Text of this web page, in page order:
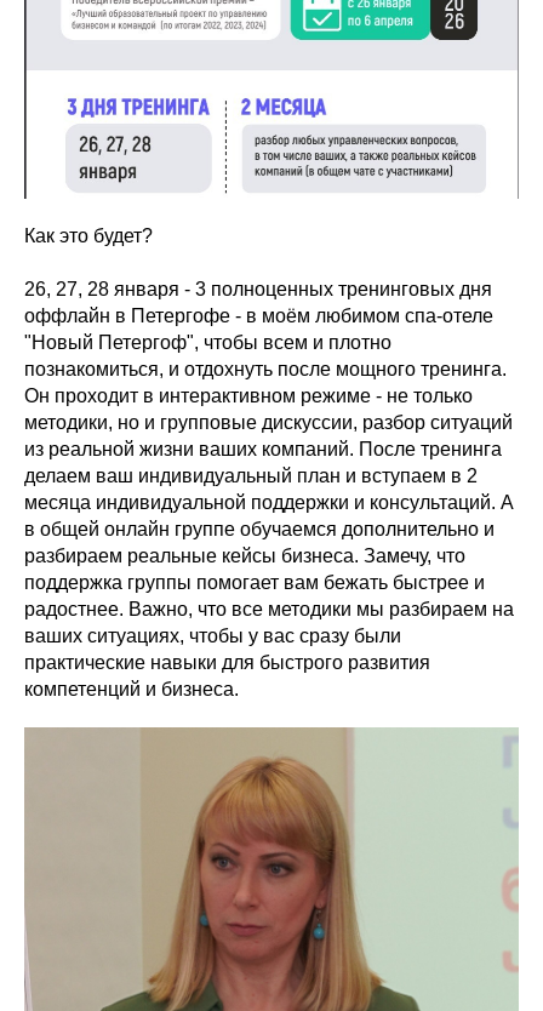
Как это будет?
26, 27, 28 января - 3 полноценных тренинговых дня
оффлайн в Петергофе - в моём любимом спа-отеле
"Новый Петергоф", чтобы всем и плотно
познакомиться, и отдохнуть после мощного тренинга.
Он проходит в интерактивном режиме - не только
методики, но и групповые дискуссии, разбор ситуаций
из реальной жизни ваших компаний. После тренинга
делаем ваш индивидуальный план и вступаем в 2
месяца индивидуальной поддержки и консультаций. А
в общей онлайн группе обучаемся дополнительно и
разбираем реальные кейсы бизнеса. Замечу, что
поддержка группы помогает вам бежать быстрее и
радостнее. Важно, что все методики мы разбираем на
ваших ситуациях, чтобы у вас сразу были
практические навыки для быстрого развития
компетенций и бизнеса.